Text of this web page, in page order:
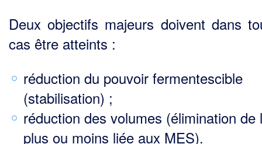
Deux objectifs majeurs doivent dans
cas être atteints :
réduction du pouvoir fermentescible
(stabilisation) ;
réduction des volumes (élimination de
plus ou moins liée aux MES).